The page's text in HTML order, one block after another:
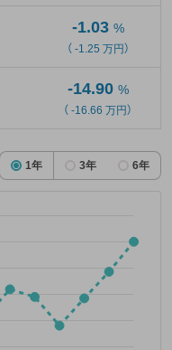
-1.03 %
（ -1.25 万円）
-14.90 %
（ -16.66 万円）
1年 3年 6年